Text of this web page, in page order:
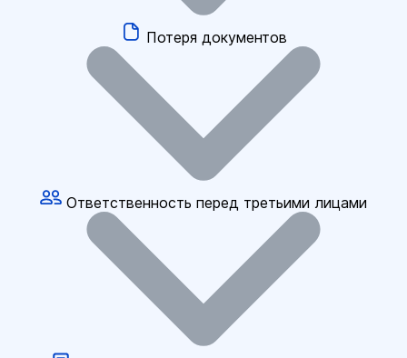
Потеря документов
Ответственность перед третьими лицами